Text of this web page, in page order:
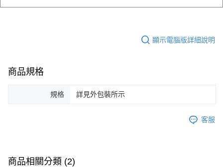
顯示電腦版詳細說明
商品規格
規格 詳見外包裝所示
客服
商品相關分類 (2)